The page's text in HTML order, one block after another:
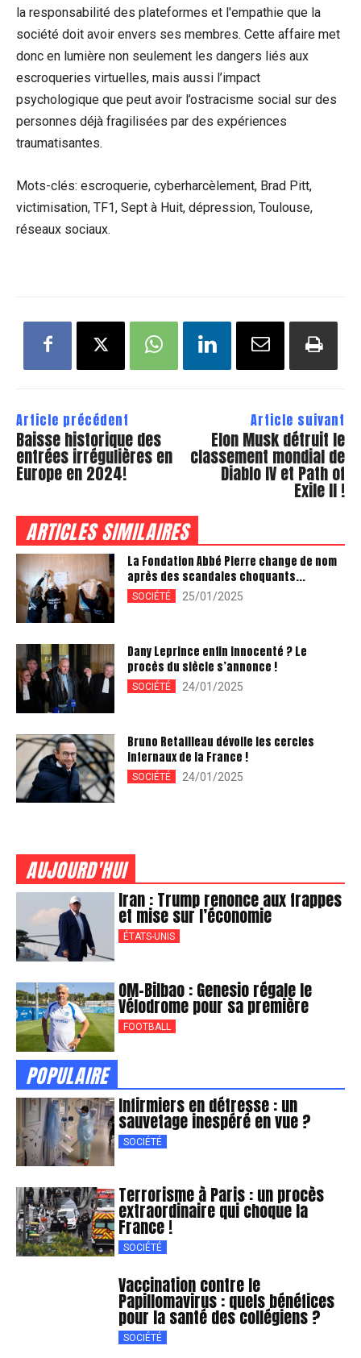
la responsabilité des plateformes et l'empathie que la
société doit avoir envers ses membres. Cette affaire met
donc en lumière non seulement les dangers liés aux
escroqueries virtuelles, mais aussi l’impact
psychologique que peut avoir l’ostracisme social sur des
personnes déjà fragilisées par des expériences
traumatisantes.
Mots-clés: escroquerie, cyberharcèlement, Brad Pitt,
victimisation, TF1, Sept à Huit, dépression, Toulouse,
réseaux sociaux.
Article précédent
Baisse historique des
entrées irrégulières en
Europe en 2024!
Article suivant
Elon Musk détruit le
classement mondial de
Diablo IV et Path of
Exile II !
ARTICLES SIMILAIRES
La Fondation Abbé Pierre change de nom
après des scandales choquants...
SOCIÉTÉ 25/01/2025
Dany Leprince enfin innocenté ? Le
procès du siècle s’annonce !
SOCIÉTÉ 24/01/2025
Bruno Retailleau dévoile les cercles
infernaux de la France !
SOCIÉTÉ 24/01/2025
AUJOURD'HUI
Iran : Trump renonce aux frappes
et mise sur l’économie
ÉTATS-UNIS
OM-Bilbao : Genesio régale le
Vélodrome pour sa première
FOOTBALL
POPULAIRE
Infirmiers en détresse : un
sauvetage inespéré en vue ?
SOCIÉTÉ
Terrorisme à Paris : un procès
extraordinaire qui choque la
France !
SOCIÉTÉ
Vaccination contre le
Papillomavirus : quels bénéfices
pour la santé des collégiens ?
SOCIÉTÉ